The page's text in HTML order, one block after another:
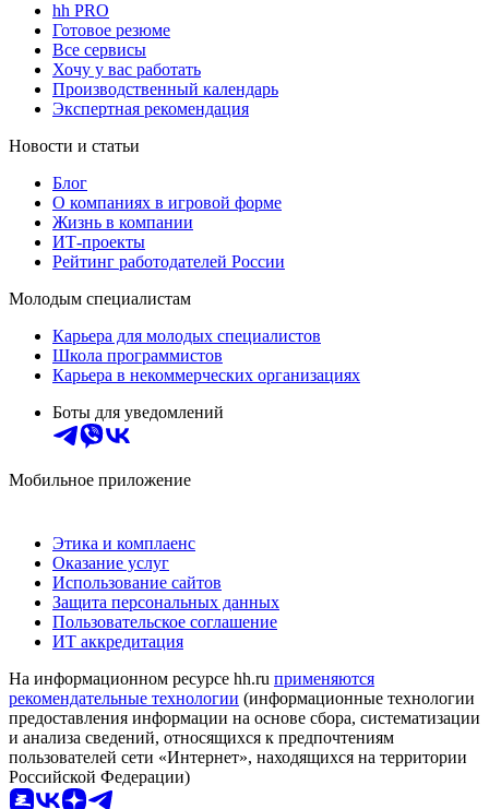
hh PRO
Готовое резюме
Все сервисы
Хочу у вас работать
Производственный календарь
Экспертная рекомендация
Новости и статьи
Блог
О компаниях в игровой форме
Жизнь в компании
ИТ-проекты
Рейтинг работодателей России
Молодым специалистам
Карьера для молодых специалистов
Школа программистов
Карьера в некоммерческих организациях
Боты для уведомлений
Мобильное приложение
Этика и комплаенс
Оказание услуг
Использование сайтов
Защита персональных данных
Пользовательское соглашение
ИТ аккредитация
На информационном ресурсе hh.ru применяются
рекомендательные технологии (информационные технологии
предоставления информации на основе сбора, систематизации
и анализа сведений, относящихся к предпочтениям
пользователей сети «Интернет», находящихся на территории
Российской Федерации)